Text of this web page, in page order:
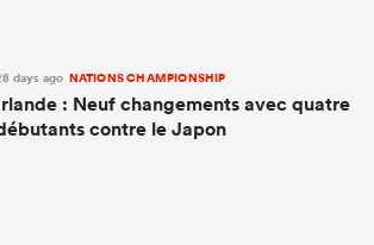
days ago NATIONS CHAMPIONSHIP
: Neuf changements avec quatre
contre le Japon